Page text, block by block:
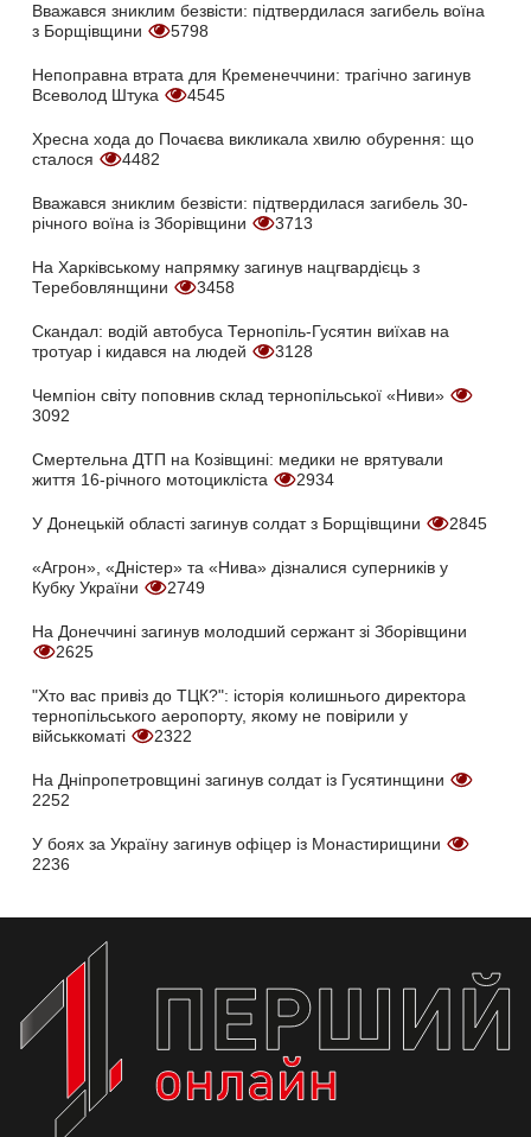
Вважався зниклим безвісти: підтвердилася загибель воїна
з Борщівщини
5798
Непоправна втрата для Кременеччини: трагічно загинув
Всеволод Штука
4545
Хресна хода до Почаєва викликала хвилю обурення: що
сталося
4482
Вважався зниклим безвісти: підтвердилася загибель 30-
річного воїна із Зборівщини
3713
На Харківському напрямку загинув нацгвардієць з
Теребовлянщини
3458
Скандал: водій автобуса Тернопіль-Гусятин виїхав на
тротуар і кидався на людей
3128
Чемпіон світу поповнив склад тернопільської «Ниви»
3092
Смертельна ДТП на Козівщині: медики не врятували
життя 16-річного мотоцикліста
2934
У Донецькій області загинув солдат з Борщівщини 2845
«Агрон», «Дністер» та «Нива» дізналися суперників у
Кубку України
2749
На Донеччині загинув молодший сержант зі Зборівщини
2625
"Хто вас привіз до ТЦК?": історія колишнього директора
тернопільського аеропорту, якому не повірили у
військкоматі
2322
На Дніпропетровщині загинув солдат із Гусятинщини
2252
У боях за Україну загинув офіцер із Монастирищини
2236